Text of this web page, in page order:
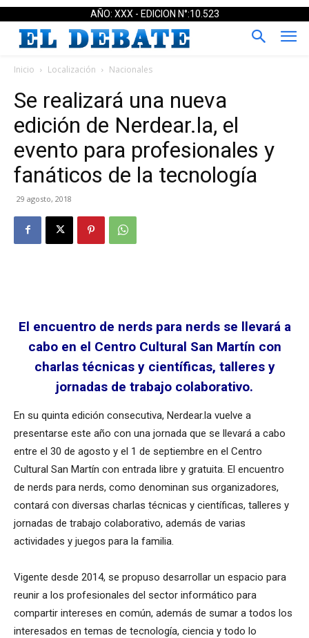
AÑO: XXX - EDICION N°:10.523
Inicio Localización Nacionales
Se realizará una nueva
edición de Nerdear.la, el
evento para profesionales y
fanáticos de la tecnología
29 agosto, 2018
El encuentro de nerds para nerds se llevará a
cabo en el Centro Cultural San Martín con
charlas técnicas y científicas, talleres y
jornadas de trabajo colaborativo.
En su quinta edición consecutiva, Nerdear.la vuelve a
presentarse este año con una jornada que se llevará a cabo
entre el 30 de agosto y el 1 de septiembre en el Centro
Cultural San Martín con entrada libre y gratuita. El encuentro
de nerds para nerds, como denominan sus organizadores,
contará con diversas charlas técnicas y científicas, talleres y
jornadas de trabajo colaborativo, además de varias
actividades y juegos para la familia.
Vigente desde 2014, se propuso desarrollar un espacio para
reunir a los profesionales del sector informático para
compartir intereses en común, además de sumar a todos los
interesados en temas de tecnología, ciencia y todo lo